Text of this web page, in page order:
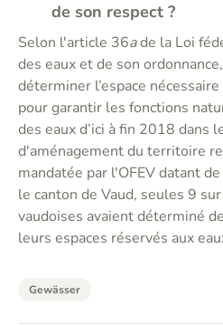
de son respect ?
Selon l'article 36ade la Loi
des eaux et de son
déterminer l’espace
pour garantir les fonctions
des eaux d’ici à fin 2018 dans
d'aménagement du territoire
mandatée par l'OFEV datant
le canton de Vaud, seules 9
vaudoises avaient déterminé
leurs espaces réservés aux
Gewässer